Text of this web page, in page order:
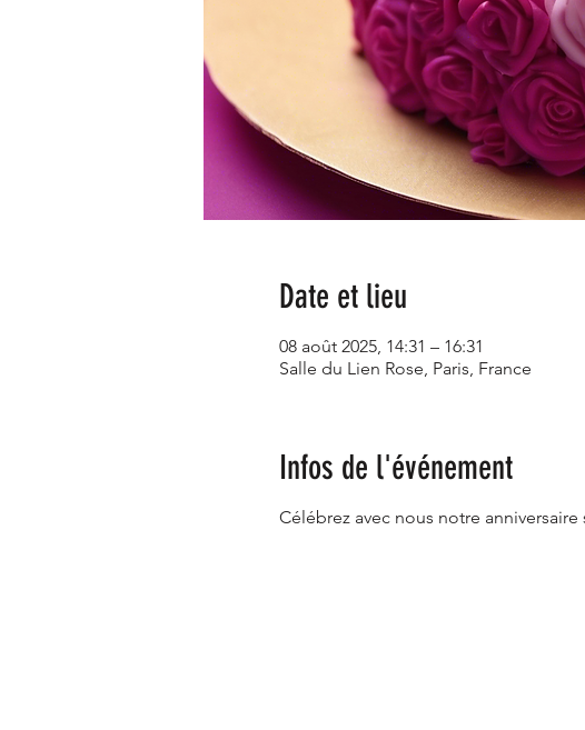
Date et lieu
08 août 2025, 14:31 – 16:31
Salle du Lien Rose, Paris, France
Infos de l'événement
Célébrez avec nous notre anniversaire